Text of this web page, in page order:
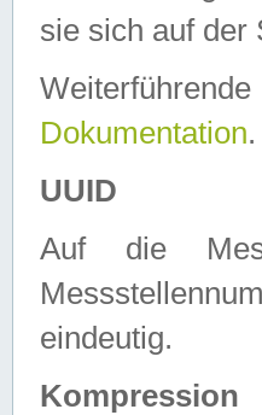
sie sich auf der
Dokumentation.
UUID
Auf die
eindeutig.
Kompression